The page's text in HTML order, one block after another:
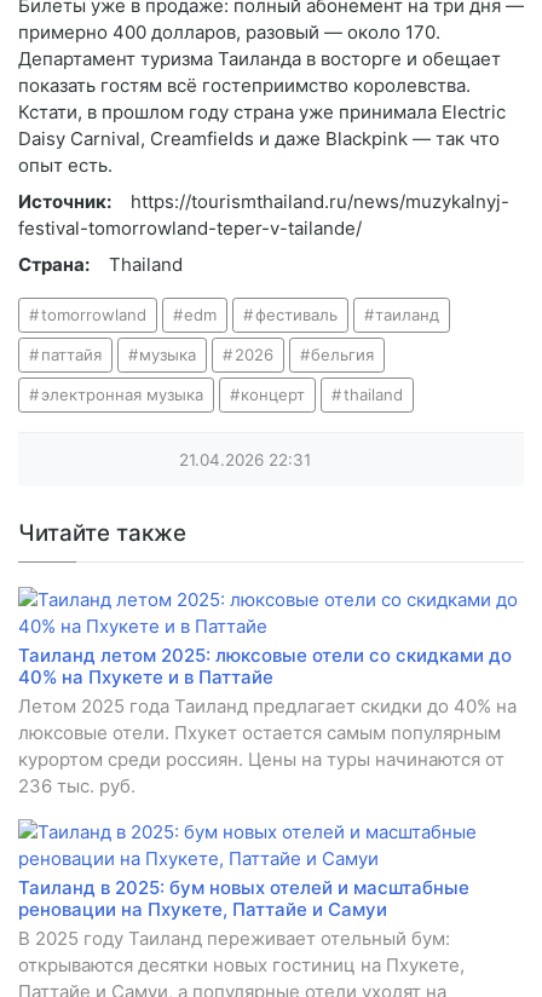
Билеты уже в продаже: полный абонемент на три дня —
примерно 400 долларов, разовый — около 170.
Департамент туризма Таиланда в восторге и обещает
показать гостям всё гостеприимство королевства.
Кстати, в прошлом году страна уже принимала Electric
Daisy Carnival, Creamfields и даже Blackpink — так что
опыт есть.
Источник:
https://tourismthailand.ru/news/muzykalnyj-
festival-tomorrowland-teper-v-tailande/
Страна:
Thailand
tomorrowland edm фестиваль таиланд
паттайя музыка 2026 бельгия
электронная музыка концерт thailand
21.04.2026 22:31
Читайте также
Таиланд летом 2025: люксовые отели со скидками до
40% на Пхукете и в Паттайе
Летом 2025 года Таиланд предлагает скидки до 40% на
люксовые отели. Пхукет остается самым популярным
курортом среди россиян. Цены на туры начинаются от
236 тыс. руб.
Таиланд в 2025: бум новых отелей и масштабные
реновации на Пхукете, Паттайе и Самуи
В 2025 году Таиланд переживает отельный бум:
открываются десятки новых гостиниц на Пхукете,
Паттайе и Самуи, а популярные отели уходят на